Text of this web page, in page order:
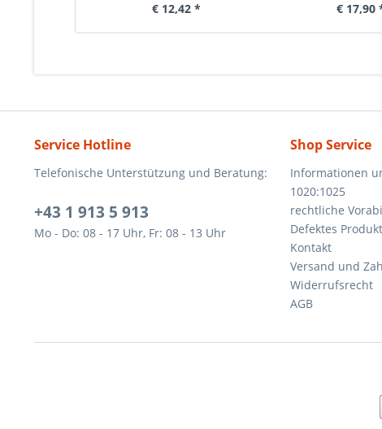
€ 12,42 * € 17,90
Service Hotline
Telefonische Unterstützung und Beratung:
+43 1 913 5 913
Mo - Do: 08 - 17 Uhr, Fr: 08 - 13 Uhr
Shop Service
Informationen
1020:1025
rechtliche
Defektes Produkt
Kontakt
Versand und
Widerrufsrecht
AGB